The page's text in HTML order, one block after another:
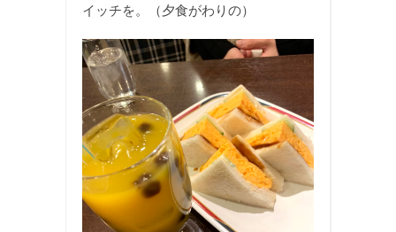
イッチを。（夕食がわりの）